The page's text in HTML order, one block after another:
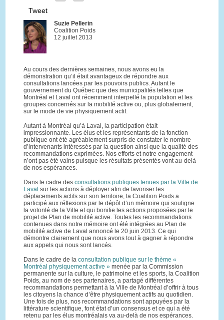
Tweet
Suzie Pellerin
Coalition Poids
12 juillet 2013
Au cours des dernières semaines, nous avons eu la
démonstration qu’il était avantageux de répondre aux
consultations lancées par les pouvoirs publics. Autant le
gouvernement du Québec que des municipalités telles que
Montréal et Laval ont récemment interpellé la population et les
groupes concernés sur la mobilité active ou, plus globalement,
sur le mode de vie physiquement actif.
Autant à Montréal qu’à Laval, la participation était
impressionnante. Les élus et les représentants de la fonction
publique ont été agréablement surpris de constater le nombre
d’intervenants intéressés par la question ainsi que la qualité des
recommandations exprimées. Nos efforts et notre engagement
n’ont pas été vains puisque les résultats présentés vont au-delà
de nos espérances.
Dans le cadre des consultations publiques tenues par la Ville de
Laval sur les actions à déployer afin de favoriser les
déplacements actifs sur son territoire, la Coalition Poids a
participé aux réflexions par le dépôt d’un mémoire qui souligne
la volonté de la Ville et qui bonifie les actions proposées par le
projet de Plan de mobilité active. Toutes les recommandations
contenues dans notre mémoire ont été intégrées au Plan de
mobilité active de Laval annoncé le 20 juin 2013. Ce qui
démontre clairement que nous avons tout à gagner à répondre
aux appels qui nous sont lancés.
Dans le cadre de la consultation publique sur le thème «
Montréal physiquement active »menée par la Commission
permanente sur la culture, le patrimoine et les sports, la Coalition
Poids, au nom de ses partenaires, a partagé différentes
recommandations permettant à la Ville de Montréal d’offrir à tous
les citoyens la chance d’être physiquement actifs au quotidien.
Une fois de plus, nos recommandations sont appuyées par la
littérature scientifique, font état d’un consensus et ce qui a été
retenu par les élus montréalais va au-delà de nos espérances.